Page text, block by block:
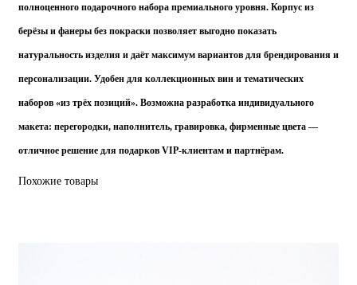
полноценного подарочного набора премиального уровня. Корпус из
берёзы и фанеры без покраски позволяет выгодно показать
натуральность изделия и даёт максимум вариантов для брендирования и
персонализации. Удобен для коллекционных вин и тематических
наборов «из трёх позиций». Возможна разработка индивидуального
макета: перегородки, наполнитель, гравировка, фирменные цвета —
отличное решение для подарков VIP‑клиентам и партнёрам.
Похожие товары